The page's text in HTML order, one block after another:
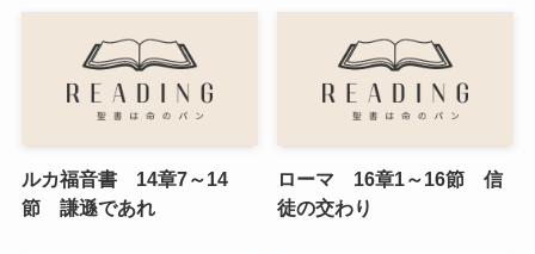
ルカ福音書 14章7～14
節 謙遜であれ
ローマ 16章1～16節 信
徒の交わり